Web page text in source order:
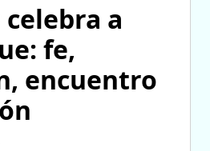
celebra a
fe,
encuentro